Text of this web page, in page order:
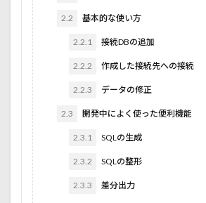
2.2 基本的な使い方
2.2.1 接続DBの追加
2.2.2 作成した接続先への接続
2.2.3 データの修正
2.3 開発中によく使った便利機能
2.3.1 SQLの生成
2.3.2 SQLの整形
2.3.3 差分出力